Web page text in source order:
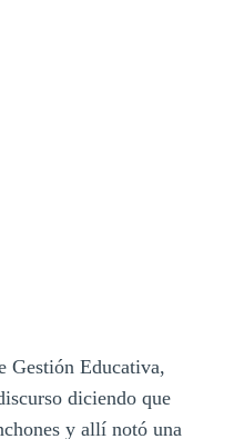
Gestión Educativa,
diciendo que
y allí notó una